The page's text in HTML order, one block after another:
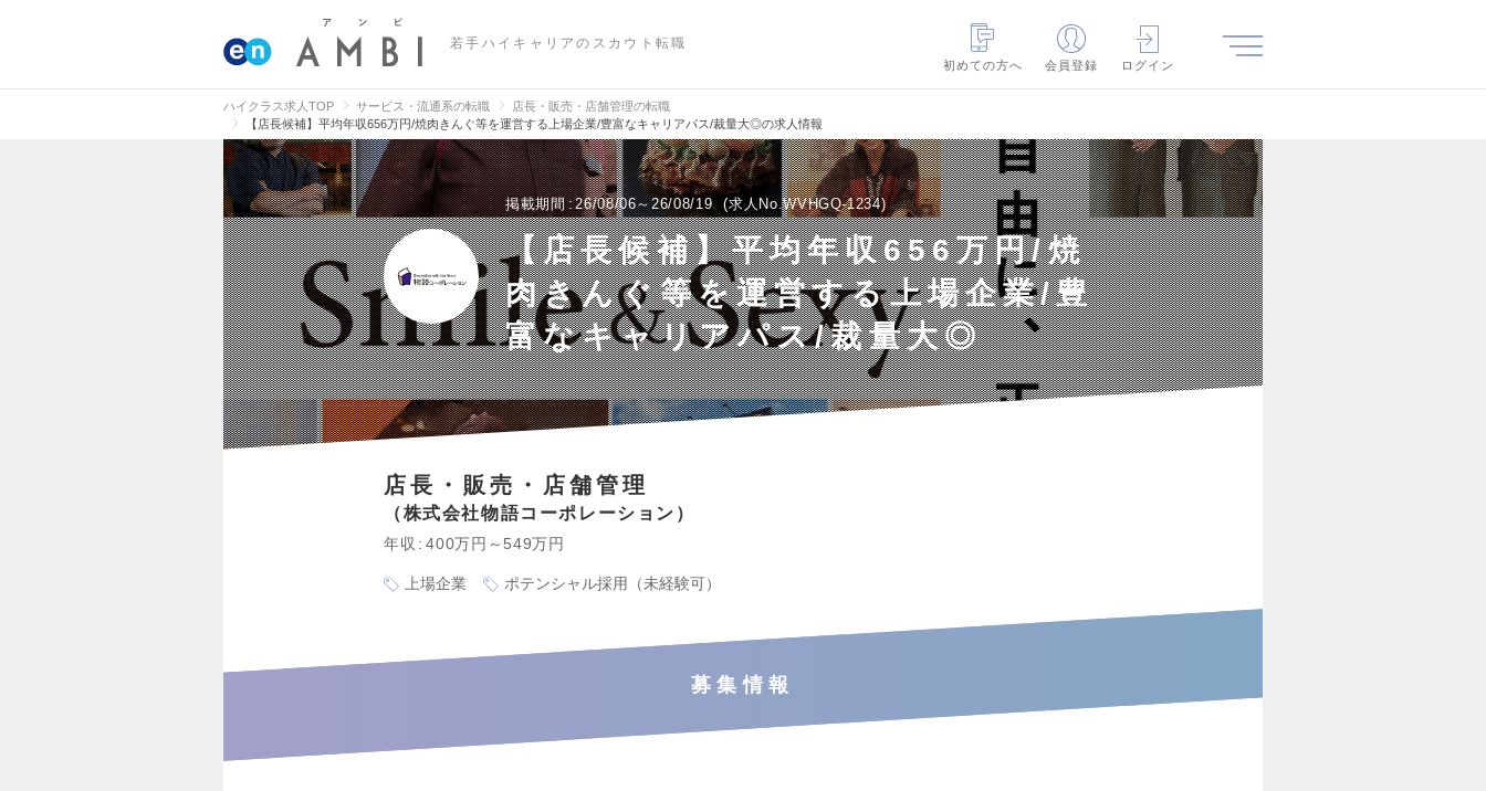
若手ハイキャリアのスカウト転職
初めての方へ
会員登録 ログイン
ハイクラス求人TOP サービス・流通系の転職
店長・販売・店舗管理の転職
【店長候補】平均年収656万円/焼肉きんぐ等を運営する上場企業/豊富なキャリアパス/裁量大◎の求人情報
掲載期間 26/08/06～26/08/19 求人No.WVHGQ-1234
【店長候補】平均年収656万円/焼
肉きんぐ等を運営する上場企業/豊
富なキャリアパス/裁量大◎
店長・販売・店舗管理
株式会社物語コーポレーション
年収 400万円～549万円
上場企業 ポテンシャル採用（未経験可）
募集情報